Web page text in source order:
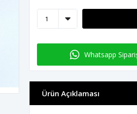
Whatsapp
Ürün Açıklaması